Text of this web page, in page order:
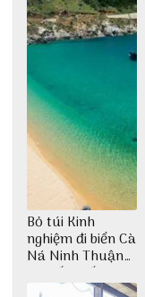
Bỏ túi Kinh
nghiệm đi biển Cà
Ná Ninh Thuận
chi tiết nhất